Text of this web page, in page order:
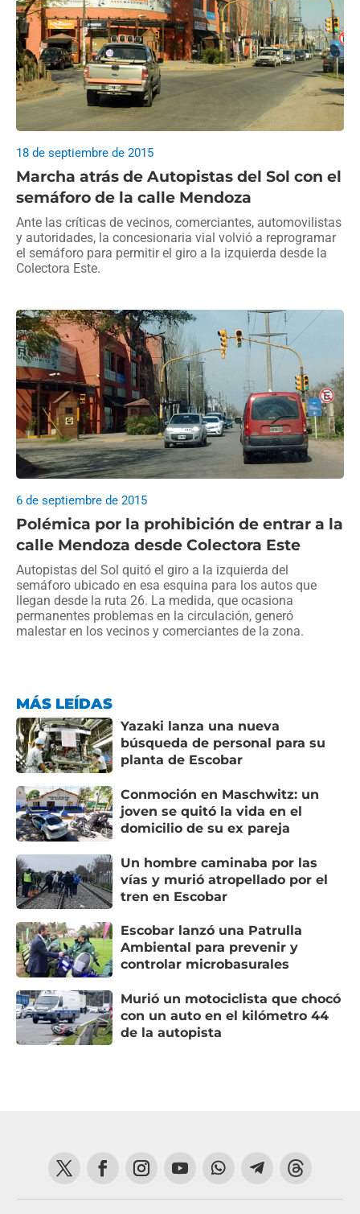
Marcha atrás de Autopistas del Sol con el
semáforo de la calle Mendoza
18 de septiembre de 2015
Ante las críticas de vecinos, comerciantes, automovilistas
y autoridades, la concesionaria vial volvió a reprogramar
el semáforo para permitir el giro a la izquierda desde la
Colectora Este.
Polémica por la prohibición de entrar a la
calle Mendoza desde Colectora Este
6 de septiembre de 2015
Autopistas del Sol quitó el giro a la izquierda del
semáforo ubicado en esa esquina para los autos que
llegan desde la ruta 26. La medida, que ocasiona
permanentes problemas en la circulación, generó
malestar en los vecinos y comerciantes de la zona.
MÁS LEÍDAS
Yazaki lanza una nueva
búsqueda de personal para su
planta de Escobar
Conmoción en Maschwitz: un
joven se quitó la vida en el
domicilio de su ex pareja
Un hombre caminaba por las
vías y murió atropellado por el
tren en Escobar
Escobar lanzó una Patrulla
Ambiental para prevenir y
controlar microbasurales
Murió un motociclista que chocó
con un auto en el kilómetro 44
de la autopista